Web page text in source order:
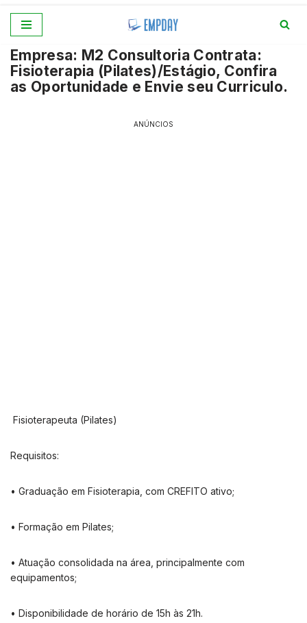
para
o
conteúdo
Empresa: M2 Consultoria Contrata:
Fisioterapia (Pilates)/Estágio, Confira
as Oportunidade e Envie seu Curriculo.
ANÚNCIOS
Fisioterapeuta (Pilates)
Requisitos:
• Graduação em Fisioterapia, com CREFITO ativo;
• Formação em Pilates;
• Atuação consolidada na área, principalmente com
equipamentos;
• Disponibilidade de horário de 15h às 21h.